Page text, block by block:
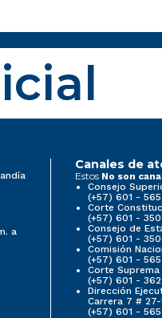
a
Canales de
Estos No son
Consejo
(+57) 601 -
Corte
(+57) 601 -
Consejo de
(+57) 601 -
Comisión
(+57) 601 -
Corte
(+57) 601 -
Dirección
Carrera 7 #
(+57) 601 -